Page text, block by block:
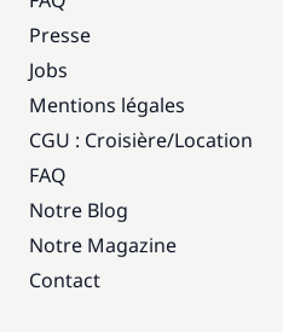
Presse
Jobs
Mentions légales
CGU : Croisière/Location
FAQ
Notre Blog
Notre Magazine
Contact